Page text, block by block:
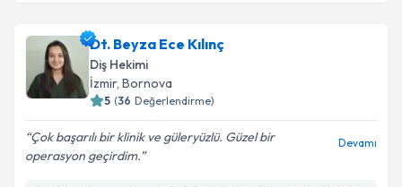
Dt. Beyza Ece Kılınç
Diş Hekimi
İzmir, Bornova
5 (36 Değerlendirme)
Çok başarılı bir klinik ve güleryüzlü. Güzel bir
operasyon geçirdim.
Devamı